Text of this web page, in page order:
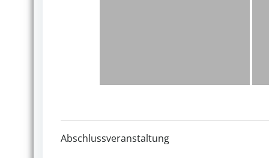
Abschlussveranstaltung